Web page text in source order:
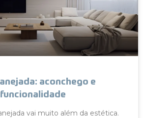
aconchego e
funcionalidade
vai muito além da estética.